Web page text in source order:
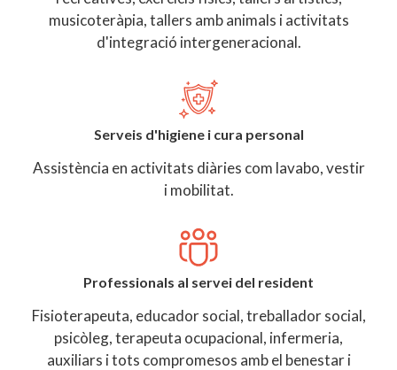
musicoteràpia, tallers amb animals i activitats
d'integració intergeneracional.
Serveis d'higiene i cura personal
Assistència en activitats diàries com lavabo, vestir
i mobilitat.
Professionals al servei del resident
Fisioterapeuta, educador social, treballador social,
psicòleg, terapeuta ocupacional, infermeria,
auxiliars i tots compromesos amb el benestar i